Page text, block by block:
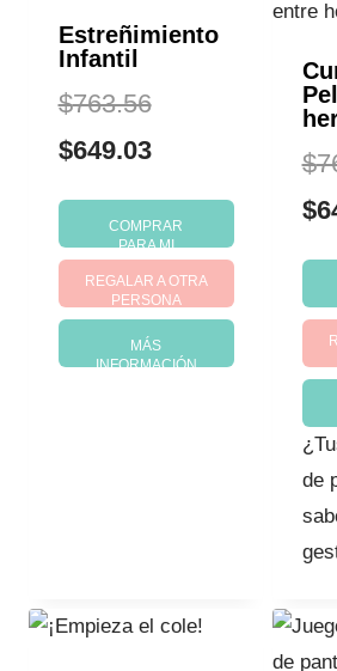
Estreñimiento
Infantil
$763.56El
precio
original
era:
$763.56.
$649.03El
precio
actual
es:
$649.03.
COMPRAR
PARA MI
REGALAR A OTRA
PERSONA
MÁS
INFORMACIÓN
$
$
de